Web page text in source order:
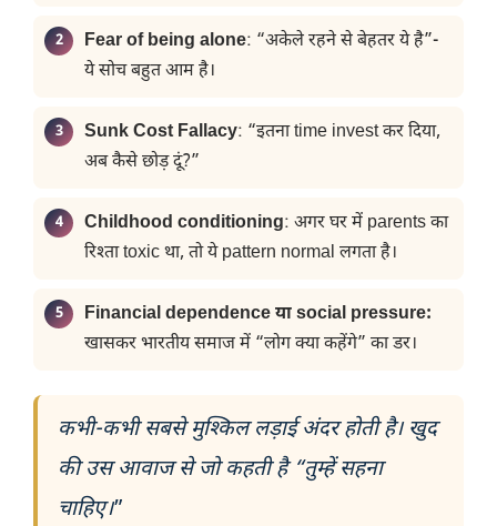
Fear of being alone: “अकेले रहने से बेहतर ये है”-
ये सोच बहुत आम है।
Sunk Cost Fallacy: “इतना time invest कर दिया,
अब कैसे छोड़ दूं?”
Childhood conditioning: अगर घर में parents का
रिश्ता toxic था, तो ये pattern normal लगता है।
Financial dependence या social pressure:
खासकर भारतीय समाज में “लोग क्या कहेंगे” का डर।
कभी-कभी सबसे मुश्किल लड़ाई अंदर होती है। खुद
की उस आवाज से जो कहती है “तुम्हें सहना
चाहिए।”